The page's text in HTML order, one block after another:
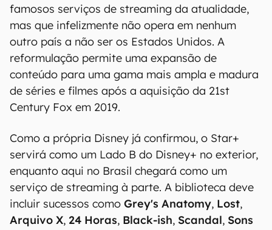
famosos serviços de streaming da atualidade,
mas que infelizmente não opera em nenhum
outro país a não ser os Estados Unidos. A
reformulação permite uma expansão de
conteúdo para uma gama mais ampla e madura
de séries e filmes após a aquisição da 21st
Century Fox em 2019.
Como a própria Disney já confirmou, o Star+
servirá como um Lado B do Disney+ no exterior,
enquanto aqui no Brasil chegará como um
serviço de streaming à parte. A biblioteca deve
incluir sucessos como Grey's Anatomy, Lost,
Arquivo X, 24 Horas, Black-ish, Scandal, Sons